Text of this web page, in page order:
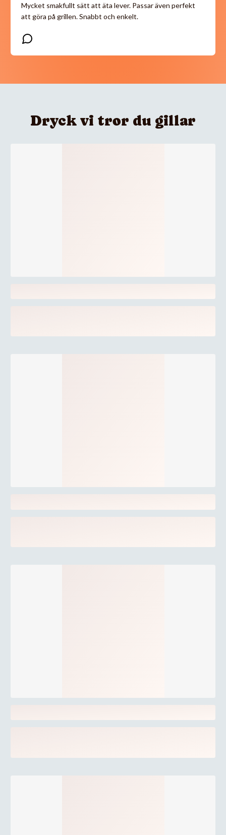
Mycket smakfullt sätt att äta lever. Passar även perfekt
att göra på grillen. Snabbt och enkelt.
Dryck vi tror du gillar